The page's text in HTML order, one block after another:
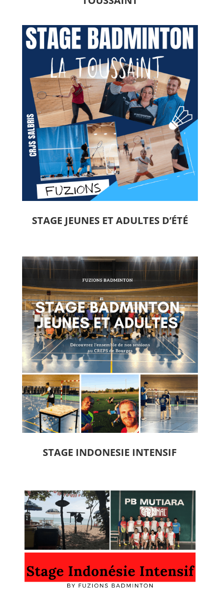
STAGE JEUNES ET ADULTES D’ÉTÉ
STAGE INDONESIE INTENSIF